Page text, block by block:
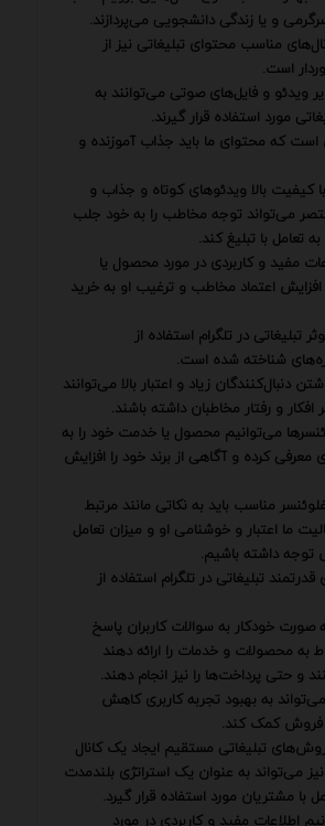
و یا زندگی دانشجویی می‌پردازند.
مناسب محتوای تبلیغاتی نیز از
است.
ویدئو و فایل‌های صوتی می‌توانند به
مورد استفاده قرار گیرند.
است که محتوای ما باید جذاب آموزنده و
کیفیت بالا ویدئوهای کوتاه و جذاب و
می‌تواند توجه مخاطب را به خود جلب
تعامل با تبلیغ کند.
مفید و کاربردی در مورد محصول یا
اعتماد مخاطب و ترغیب او به خرید
در تلگرام استفاده از
شناخته شده است.
دنبال‌کنندگان زیاد و اعتبار بالا می‌توانند
افکار و رفتار مخاطبان داشته باشند.
می‌توانیم محصول یا خدمت خود را به
کرده و آگاهی از برند خود را افزایش
مناسب باید به نکاتی مانند مرتبط
ما اعتبار و خوشنامی او و میزان تعامل
توجه داشته باشیم.
قدرتمند تبلیغاتی در تلگرام استفاده از
صورت خودکار به سوالات کاربران پاسخ
به محصولات و خدمات را ارائه دهند
و حتی پرداخت‌ها را نیز انجام دهند.
به بهبود تجربه کاربری کاهش
فروش کمک کند.
روش‌های تبلیغاتی مستقیم ایجاد یک کانال
می‌تواند به عنوان یک استراتژی بلندمدت
با مشتریان مورد استفاده قرار گیرد.
اطلاعات مفید و کاربردی در مورد